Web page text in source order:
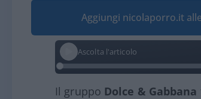
Aggiungi nicolaporro.it
Ascolta l'articolo
Il gruppo Dolce & Gabbana